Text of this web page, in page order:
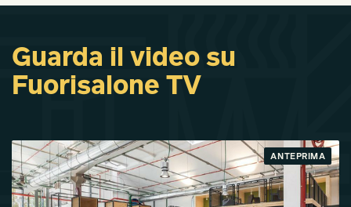
Guarda il video su
Fuorisalone TV
ANTEPRIMA